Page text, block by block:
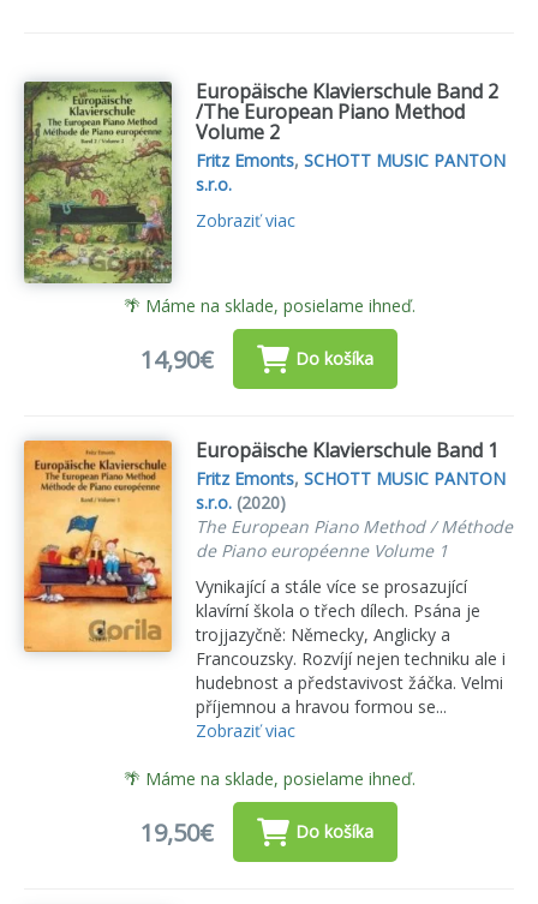
Europäische Klavierschule Band 2
/The European Piano Method
Volume 2
Fritz Emonts, SCHOTT MUSIC PANTON
s.r.o.
Zobraziť viac
🌴 Máme na sklade, posielame ihneď.
14,90€ Do košíka
Europäische Klavierschule Band 1
Fritz Emonts, SCHOTT MUSIC PANTON
s.r.o.(2020)
The European Piano Method / Méthode
de Piano européenne Volume 1
Vynikající a stále více se prosazující
klavírní škola o třech dílech. Psána je
trojjazyčně: Německy, Anglicky a
Francouzsky. Rozvíjí nejen techniku ale i
hudebnost a představivost žáčka. Velmi
příjemnou a hravou formou se...
Zobraziť viac
🌴 Máme na sklade, posielame ihneď.
19,50€ Do košíka